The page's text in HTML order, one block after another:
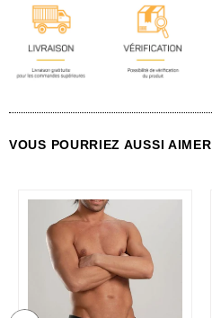
VOUS POURRIEZ AUSSI AIMER